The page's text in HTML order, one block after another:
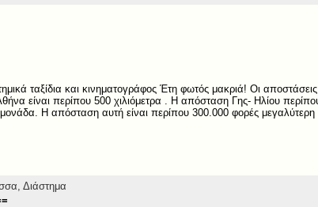
ταξίδια και κινηματογράφος Έτη φωτός μακριά! Οι
είναι περίπου 500 χιλιόμετρα . Η απόσταση Γης- Ηλίου
μονάδα. Η απόσταση αυτή είναι περίπου 300.000 φορές μεγαλύτερη
Διάστημα